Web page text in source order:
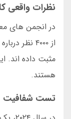
نظرات واقعی
در انجمن های
مثبت داده اند.
هستند.
تست شفافیت